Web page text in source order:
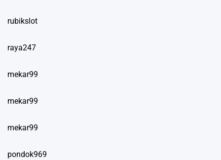
rubikslot
raya247
mekar99
mekar99
mekar99
pondok969